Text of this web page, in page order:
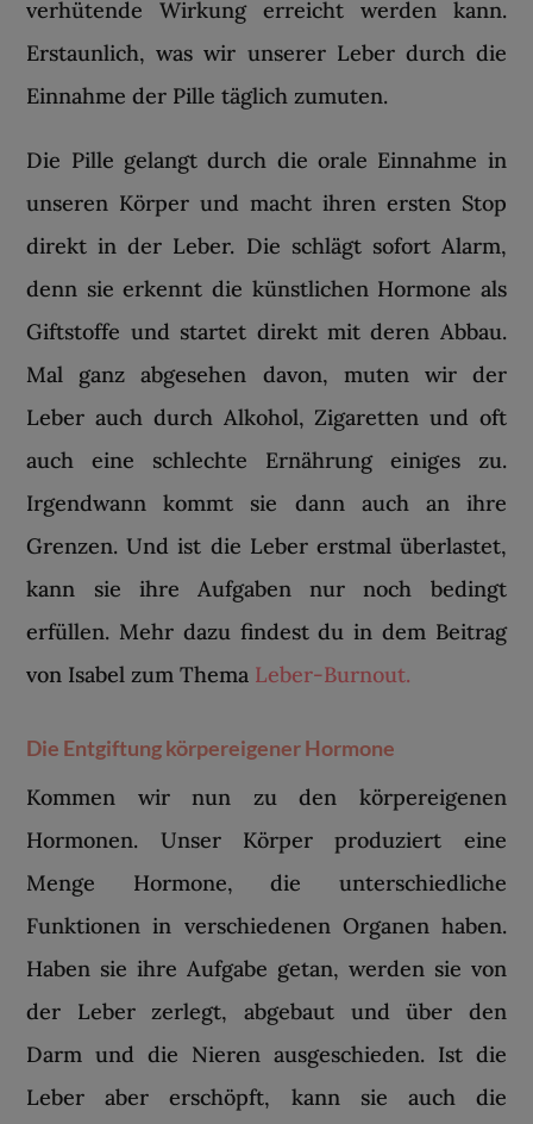
verhütende Wirkung erreicht werden kann.
Erstaunlich, was wir unserer Leber durch die
Einnahme der Pille täglich zumuten.
Die Pille gelangt durch die orale Einnahme in
unseren Körper und macht ihren ersten Stop
direkt in der Leber. Die schlägt sofort Alarm,
denn sie erkennt die künstlichen Hormone als
Giftstoffe und startet direkt mit deren Abbau.
Mal ganz abgesehen davon, muten wir der
Leber auch durch Alkohol, Zigaretten und oft
auch eine schlechte Ernährung einiges zu.
Irgendwann kommt sie dann auch an ihre
Grenzen. Und ist die Leber erstmal überlastet,
kann sie ihre Aufgaben nur noch bedingt
erfüllen. Mehr dazu findest du in dem Beitrag
von Isabel zum Thema Leber-Burnout.
Die Entgiftung körpereigener Hormone
Kommen wir nun zu den körpereigenen
Hormonen. Unser Körper produziert eine
Menge Hormone, die unterschiedliche
Funktionen in verschiedenen Organen haben.
Haben sie ihre Aufgabe getan, werden sie von
der Leber zerlegt, abgebaut und über den
Darm und die Nieren ausgeschieden. Ist die
Leber aber erschöpft, kann sie auch die